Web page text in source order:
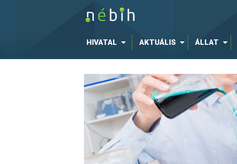
HIVATAL AKTUÁLIS ÁLLAT